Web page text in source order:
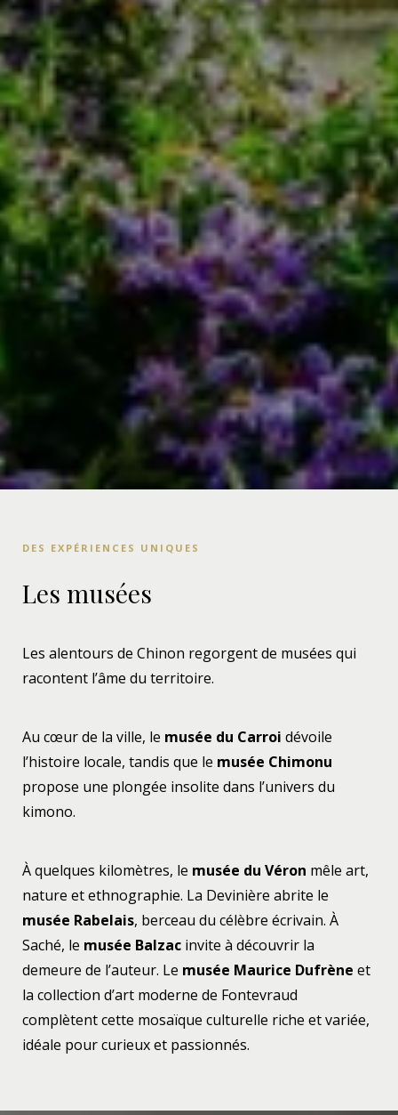
DES EXPÉRIENCES UNIQUES
Les musées
Les alentours de Chinon regorgent de musées qui
racontent l’âme du territoire.
Au cœur de la ville, le musée du Carroi dévoile
l’histoire locale, tandis que le musée Chimonu
propose une plongée insolite dans l’univers du
kimono.
À quelques kilomètres, le musée du Véron mêle art,
nature et ethnographie. La Devinière abrite le
musée Rabelais, berceau du célèbre écrivain. À
Saché, le musée Balzac invite à découvrir la
demeure de l’auteur. Le musée Maurice Dufrène et
la collection d’art moderne de Fontevraud
complètent cette mosaïque culturelle riche et variée,
idéale pour curieux et passionnés.